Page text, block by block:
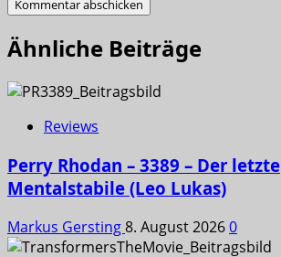
Ähnliche Beiträge
Reviews
Perry Rhodan – 3389 – Der letzte
Mentalstabile (Leo Lukas)
Markus Gersting8. August 20260